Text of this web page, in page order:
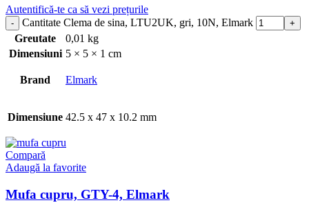
Autentifică-te ca să vezi prețurile
Cantitate Clema de sina, LTU2UK, gri, 10N, Elmark
Greutate
0,01 kg
Dimensiuni 5 × 5 × 1 cm
Brand Elmark
Dimensiune 42.5 x 47 x 10.2 mm
Compară
Adaugă la favorite
Mufa cupru, GTY-4, Elmark